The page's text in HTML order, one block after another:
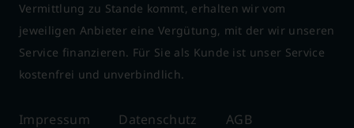
Vermittlung zu Stande kommt, erhalten wir vom
jeweiligen Anbieter eine Vergütung, mit der wir unseren
Service finanzieren. Für Sie als Kunde ist unser Service
kostenfrei und unverbindlich.
Impressum Datenschutz AGB